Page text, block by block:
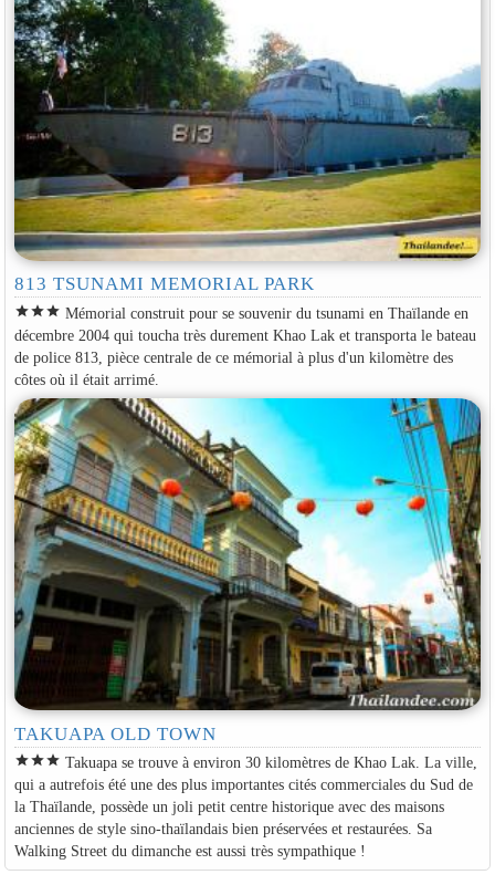
813 TSUNAMI MEMORIAL PARK
starstarstar Mémorial construit pour se souvenir du tsunami en Thaïlande en
décembre 2004 qui toucha très durement Khao Lak et transporta le bateau
de police 813, pièce centrale de ce mémorial à plus d'un kilomètre des
côtes où il était arrimé.
TAKUAPA OLD TOWN
starstarstar Takuapa se trouve à environ 30 kilomètres de Khao Lak. La ville,
qui a autrefois été une des plus importantes cités commerciales du Sud de
la Thaïlande, possède un joli petit centre historique avec des maisons
anciennes de style sino-thaïlandais bien préservées et restaurées. Sa
Walking Street du dimanche est aussi très sympathique !